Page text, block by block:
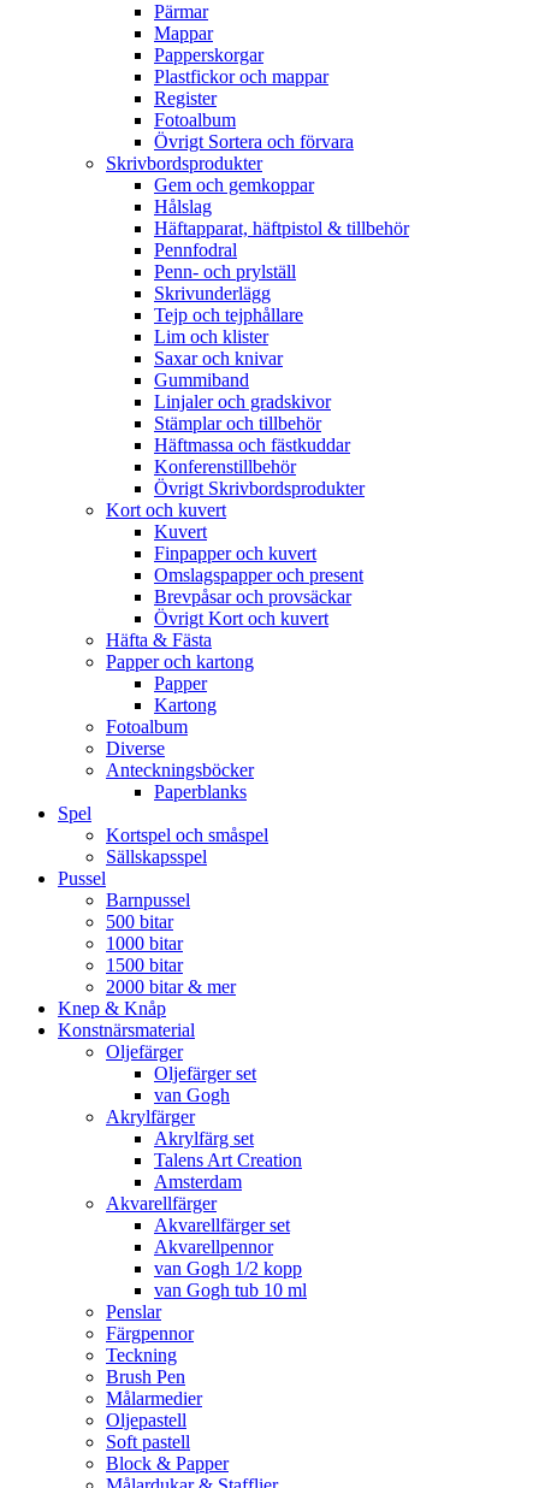
Pärmar
Mappar
Papperskorgar
Plastfickor och mappar
Register
Fotoalbum
Övrigt Sortera och förvara
Skrivbordsprodukter
Gem och gemkoppar
Hålslag
Häftapparat, häftpistol & tillbehör
Pennfodral
Penn- och prylställ
Skrivunderlägg
Tejp och tejphållare
Lim och klister
Saxar och knivar
Gummiband
Linjaler och gradskivor
Stämplar och tillbehör
Häftmassa och fästkuddar
Konferenstillbehör
Övrigt Skrivbordsprodukter
Kort och kuvert
Kuvert
Finpapper och kuvert
Omslagspapper och present
Brevpåsar och provsäckar
Övrigt Kort och kuvert
Häfta & Fästa
Papper och kartong
Papper
Kartong
Fotoalbum
Diverse
Anteckningsböcker
Paperblanks
Spel
Kortspel och småspel
Sällskapsspel
Pussel
Barnpussel
500 bitar
1000 bitar
1500 bitar
2000 bitar & mer
Knep & Knåp
Konstnärsmaterial
Oljefärger
Oljefärger set
van Gogh
Akrylfärger
Akrylfärg set
Talens Art Creation
Amsterdam
Akvarellfärger
Akvarellfärger set
Akvarellpennor
van Gogh 1/2 kopp
van Gogh tub 10 ml
Penslar
Färgpennor
Teckning
Brush Pen
Målarmedier
Oljepastell
Soft pastell
Block & Papper